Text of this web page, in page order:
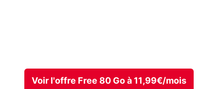
Voir l'offre Free 80 Go à 11,99€/mois